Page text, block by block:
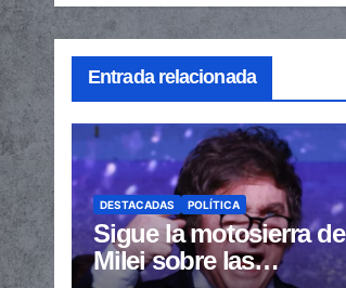
Entrada relacionada
DESTACADAS POLÍTICA
Sigue la motosierra de
Milei sobre las